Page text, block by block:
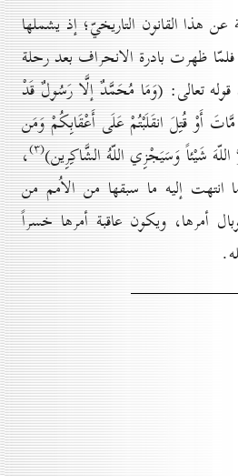
هذا القانون التاريخيّ؛ إذ يشملها
ظهرت بادرة الانحراف بعد رحلة
تعالى: (وَمَا مُحَمَّدٌ إلَّا رَسُولٌ قَدْ
أَوْ قُتِلَ انقَلَبْتُمْ عَلَى أَعْقَابِكُمْ وَمَن
شَيْئاً وَسَيَجْزِي اللّهُ الشَّاكِرِين)(۳) ،
انتهت إليه ما سبقها من الاُمم من
أمرها، ويكون عاقبة أمرها خسراً